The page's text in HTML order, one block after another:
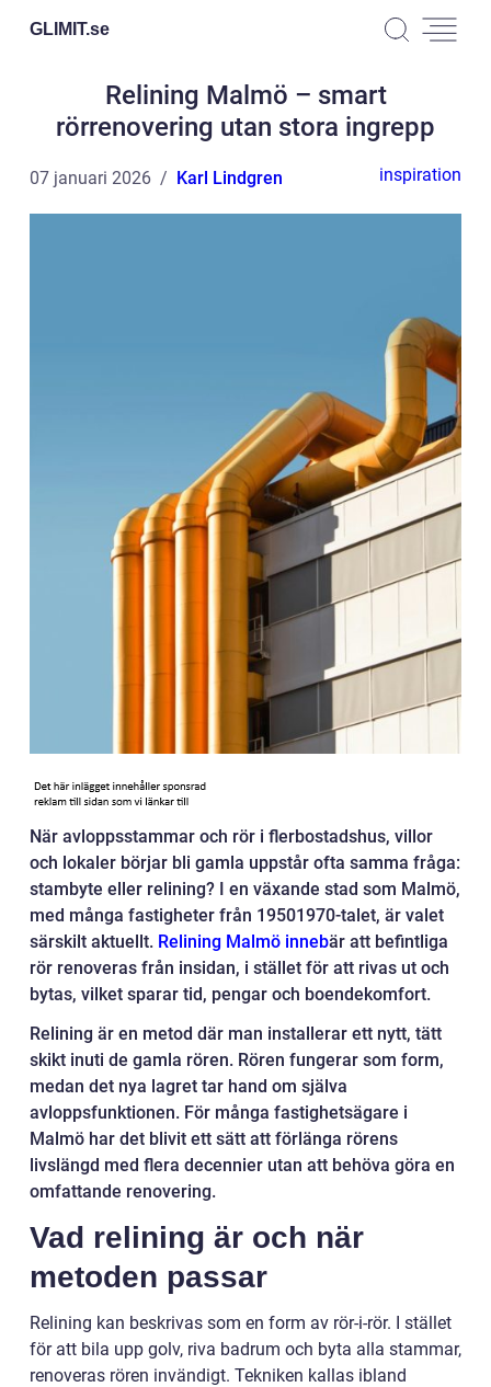
GLIMIT.se
Relining Malmö – smart
rörrenovering utan stora ingrepp
07 januari 2026 Karl Lindgren inspiration
När avloppsstammar och rör i flerbostadshus, villor
och lokaler börjar bli gamla uppstår ofta samma fråga:
stambyte eller relining? I en växande stad som Malmö,
med många fastigheter från 19501970-talet, är valet
särskilt aktuellt. Relining Malmö innebär att befintliga
rör renoveras från insidan, i stället för att rivas ut och
bytas, vilket sparar tid, pengar och boendekomfort.
Relining är en metod där man installerar ett nytt, tätt
skikt inuti de gamla rören. Rören fungerar som form,
medan det nya lagret tar hand om själva
avloppsfunktionen. För många fastighetsägare i
Malmö har det blivit ett sätt att förlänga rörens
livslängd med flera decennier utan att behöva göra en
omfattande renovering.
Vad relining är och när
metoden passar
Relining kan beskrivas som en form av rör-i-rör. I stället
för att bila upp golv, riva badrum och byta alla stammar,
renoveras rören invändigt. Tekniken kallas ibland